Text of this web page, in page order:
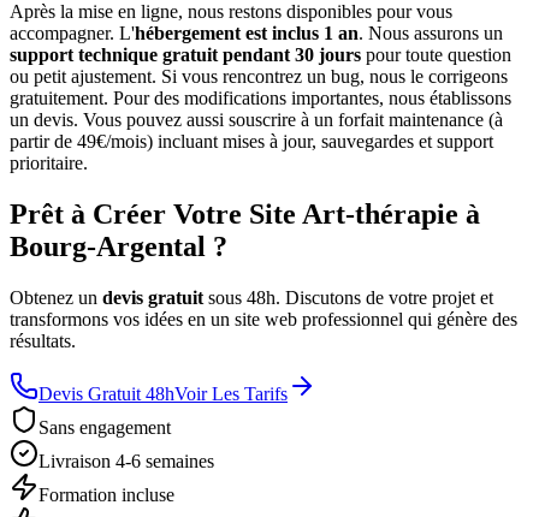
Après la mise en ligne, nous restons disponibles pour vous
accompagner. L'hébergement est inclus 1 an. Nous assurons un
support technique gratuit pendant 30 jours pour toute question
ou petit ajustement. Si vous rencontrez un bug, nous le corrigeons
gratuitement. Pour des modifications importantes, nous établissons
un devis. Vous pouvez aussi souscrire à un forfait maintenance (à
partir de 49€/mois) incluant mises à jour, sauvegardes et support
prioritaire.
Prêt à Créer Votre Site Art-thérapie à
Bourg-Argental ?
Obtenez un devis gratuit sous 48h. Discutons de votre projet et
transformons vos idées en un site web professionnel qui génère des
résultats.
Devis Gratuit 48hVoir Les Tarifs
Sans engagement
Livraison 4-6 semaines
Formation incluse